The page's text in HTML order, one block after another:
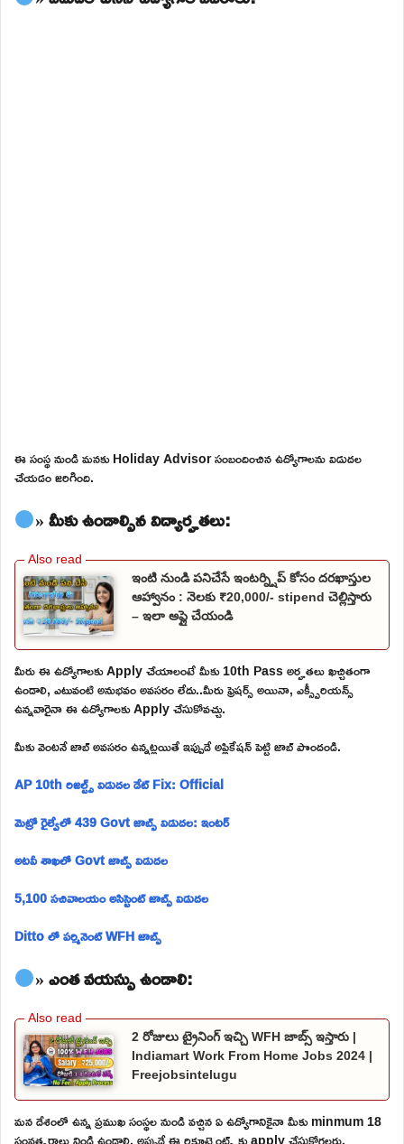
ఈ సంస్థ నుండి మనకు Holiday Advisor సంబందించిన ఉద్యోగాలను విడుదల
చేయడం జరిగింది.
» మీకు ఉండాల్సిన విద్యార్హతలు:
ఇంటి నుండి పనిచేసే ఇంటర్న్షిప్ కోసం దరఖాస్తుల
ఆహ్వానం : నెలకు ₹20,000/- stipend చెల్లిస్తారు
– ఇలా అప్లై చేయండి
మీరు ఈ ఉద్యోగాలకు Apply చేయాలంటే మీకు 10th Pass అర్హతలు ఖచ్చితంగా
ఉండాలి, ఎటువంటి అనుభవం అవసరం లేదు..మీరు ఫ్రెషర్స్ అయినా, ఎక్స్పీరియన్స్
ఉన్నవారైనా ఈ ఉద్యోగాలకు Apply చేసుకోవచ్చు.
మీకు వెంటనే జాబ్ అవసరం ఉన్నట్లయితే ఇప్పుడే అప్లికేషన్ పెట్టి జాబ్ పొందండి.
AP 10th రిజల్ట్స్ విడుదల డేట్ Fix: Official
మెట్రో రైల్వేలో 439 Govt జాబ్స్ విడుదల: ఇంటర్
అటవీ శాఖలో Govt జాబ్స్ విడుదల
5,100 సచివాలయం అసిస్టెంట్ జాబ్స్ విడుదల
Ditto లో పర్మినెంట్ WFH జాబ్స్
» ఎంత వయస్సు ఉండాలి:
2 రోజులు ట్రైనింగ్ ఇచ్చి WFH జాబ్స్ ఇస్తారు |
Indiamart Work From Home Jobs 2024 |
Freejobsintelugu
మన దేశంలో ఉన్న ప్రముఖ సంస్థల నుండి వచ్చిన ఏ ఉద్యోగానికైనా మీకు minmum 18